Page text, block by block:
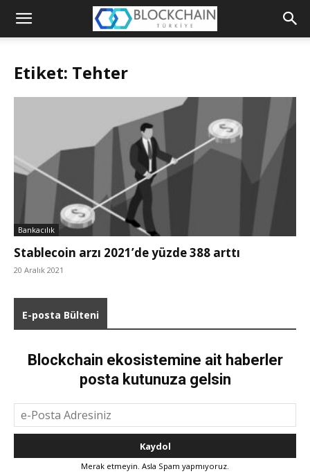
Blockchain
Etiket: Tehter
Bankacılık
Stablecoin arzı 2021’de yüzde 388 arttı
20 Aralık 2021
E-posta Bülteni
Blockchain ekosistemine ait haberler
posta kutunuza gelsin
Merak etmeyin. Asla Spam yapmıyoruz.